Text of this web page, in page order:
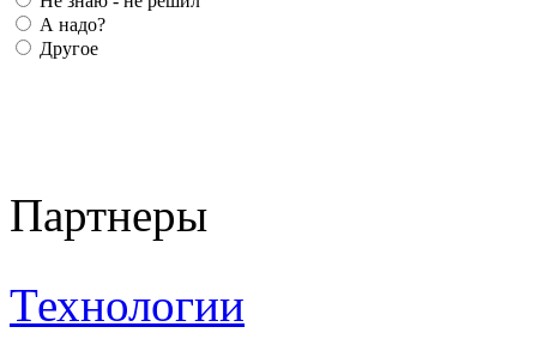
А надо?
Другое
Партнеры
Технологии